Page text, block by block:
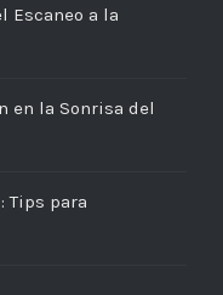
Escaneo a la
en la Sonrisa del
Tips para